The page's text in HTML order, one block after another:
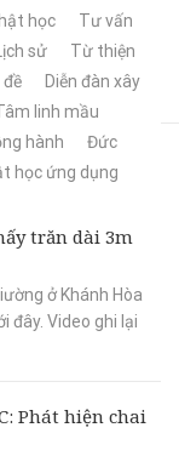
học
Tư vấn
Lịch sử
Từ thiện
đề
Diễn đàn xây
linh mầu
hành
Đức
học ứng dụng
trăn dài 3m
ở Khánh Hòa
đây. Video ghi lại
Phát hiện chai